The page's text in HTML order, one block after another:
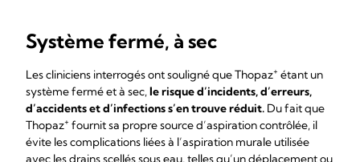
Système fermé, à sec
Les cliniciens interrogés ont souligné que Thopaz+ étant un
système fermé et à sec,le risque d’incidents, d’erreurs,
d’accidents et d’infections s’en trouve réduit. Du fait que
Thopaz+ fournit sa propre source d’aspiration contrôlée, il
évite les complications liées à l’aspiration murale utilisée
avec les drains scellés sous eau, telles qu’un déplacement ou